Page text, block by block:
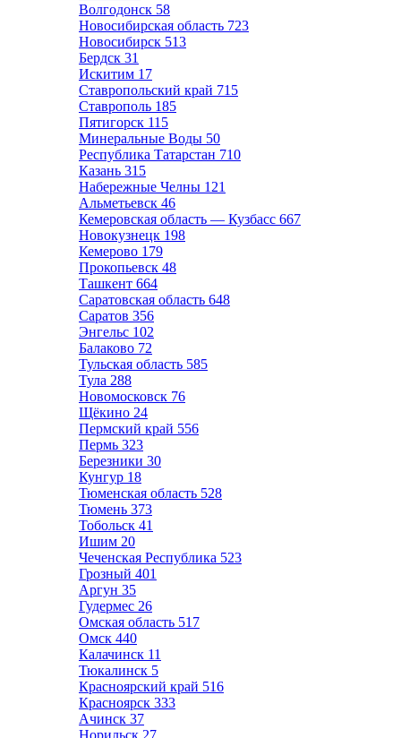
Волгодонск 58
Новосибирская область 723
Новосибирск 513
Бердск 31
Искитим 17
Ставропольский край 715
Ставрополь 185
Пятигорск 115
Минеральные Воды 50
Республика Татарстан 710
Казань 315
Набережные Челны 121
Альметьевск 46
Кемеровская область — Кузбасс 667
Новокузнецк 198
Кемерово 179
Прокопьевск 48
Ташкент 664
Саратовская область 648
Саратов 356
Энгельс 102
Балаково 72
Тульская область 585
Тула 288
Новомосковск 76
Щёкино 24
Пермский край 556
Пермь 323
Березники 30
Кунгур 18
Тюменская область 528
Тюмень 373
Тобольск 41
Ишим 20
Чеченская Республика 523
Грозный 401
Аргун 35
Гудермес 26
Омская область 517
Омск 440
Калачинск 11
Тюкалинск 5
Красноярский край 516
Красноярск 333
Ачинск 37
Норильск 27